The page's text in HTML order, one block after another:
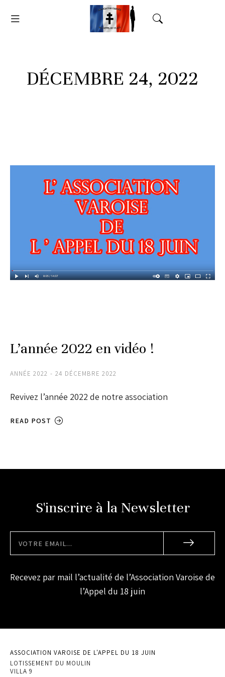
DÉCEMBRE 24, 2022
L’année 2022 en vidéo !
ANNÉE 2022 24 DÉCEMBRE 2022
Revivez l’année 2022 de notre association
READ POST
S'inscrire à la Newsletter
Recevez par mail l’actualité de l’Association Varoise de
l’Appel du 18 juin
ASSOCIATION VAROISE DE L'APPEL DU 18 JUIN
LOTISSEMENT DU MOULIN
VILLA 9